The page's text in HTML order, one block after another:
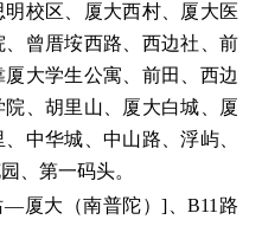
校区、厦大西村、厦大医
曾厝垵西路、西边社、前
大学生公寓、前田、西边
、胡里山、厦大白城、厦
中华城、中山路、浮屿、
、第一码头。
—厦大（南普陀）]、B11路